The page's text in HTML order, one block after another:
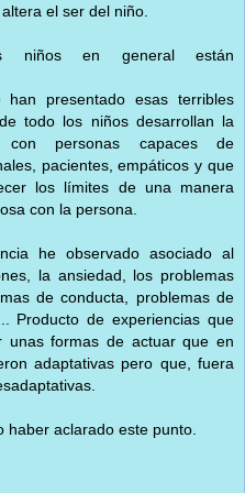
el ser del niño.
niños en general están
presentado esas terribles
todo los niños desarrollan la
con personas capaces de
pacientes, empáticos y que
los límites de una manera
con la persona.
he observado asociado al
la ansiedad, los problemas
de conducta, problemas de
Producto de experiencias que
unas formas de actuar que en
adaptativas pero que, fuera
haber aclarado este punto.